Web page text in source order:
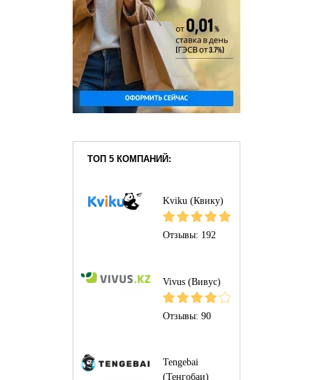
ТОП 5 КОМПАНИЙ:
Kviku (Квику)
Отзывы: 192
Vivus (Вивус)
Отзывы: 90
Tengebai
(Тенгобаи)